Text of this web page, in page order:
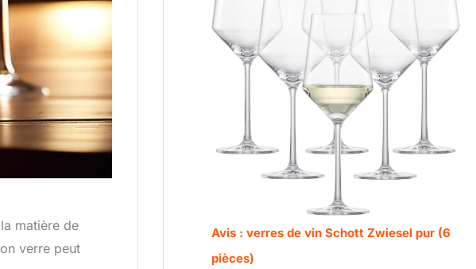
matière de
verre peut
Avis : verres de vin Schott Zwiesel pur (6
pièces)